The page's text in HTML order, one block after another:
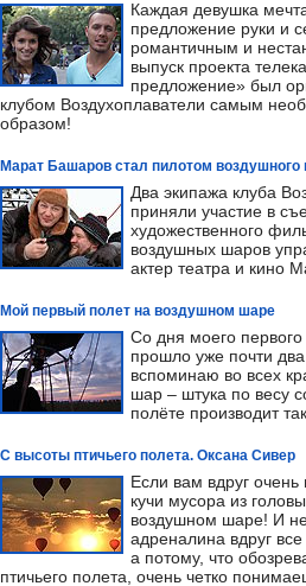
Каждая девушка
предложение руки и
романтичным и
выпуск проекта
предложение» был
клубом Воздухоплаватели самым
образом!
Марат Башаров стал пилотом воздушного
Два экипажа клуба
приняли участие в
художественного
воздушных шаров
актер театра и кино
Мой первый полет на воздушном шаре
Со дня моего
прошло уже почти
вспоминаю во всех
шар – штука по весу
полёте производит
С высоты птичьего полета. Оксана Сивер
Если вам вдруг
кучи мусора из
воздушном шаре! И не
адреналина вдруг все
а потому, что
птичьего полета, очень четко